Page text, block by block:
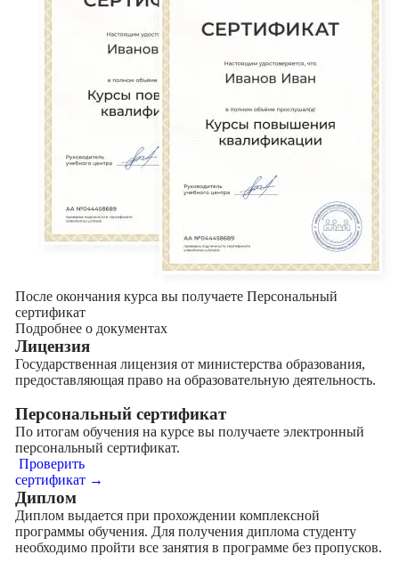
После окончания курса вы получаете Персональный
сертификат
Подробнее о документах
Лицензия
Государственная лицензия от министерства образования,
предоставляющая право на образовательную деятельность.
Персональный сертификат
По итогам обучения на курсе вы получаете электронный
персональный сертификат.
Проверить
сертификат →
Диплом
Диплом выдается при прохождении комплексной
программы обучения. Для получения диплома студенту
необходимо пройти все занятия в программе без пропусков.